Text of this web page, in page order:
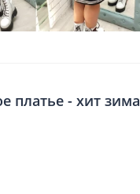
платье - хит зима